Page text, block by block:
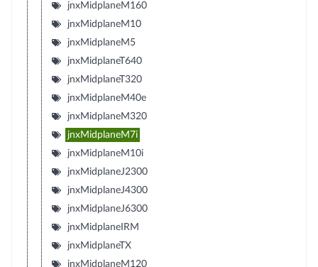
jnxMidplaneM160
jnxMidplaneM10
jnxMidplaneM5
jnxMidplaneT640
jnxMidplaneT320
jnxMidplaneM40e
jnxMidplaneM320
jnxMidplaneM7i
jnxMidplaneM10i
jnxMidplaneJ2300
jnxMidplaneJ4300
jnxMidplaneJ6300
jnxMidplaneIRM
jnxMidplaneTX
jnxMidplaneM120